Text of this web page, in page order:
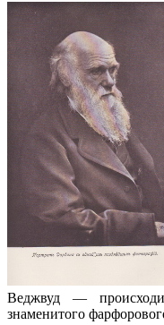
Веджвуд —
знаменитого